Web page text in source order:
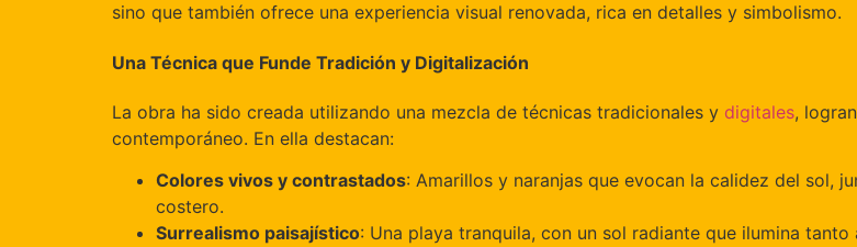
sino que también ofrece una experiencia visual renovada, rica en detalles y simbolismo.
Una Técnica que Funde Tradición y Digitalización
La obra ha sido creada utilizando una mezcla de técnicas tradicionales y digitales,
contemporáneo. En ella destacan:
Colores vivos y contrastados: Amarillos y naranjas que evocan la calidez del sol,
costero.
Surrealismo paisajístico: Una playa tranquila, con un sol radiante que ilumina